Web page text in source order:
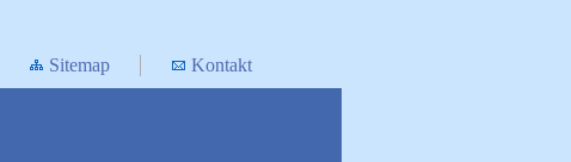
Kontakt
Sitemap